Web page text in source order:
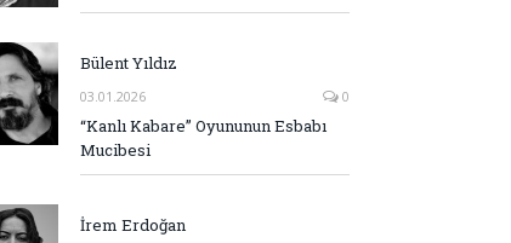
Bülent Yıldız
03.01.2026 0
“Kanlı Kabare” Oyununun Esbabı
Mucibesi
İrem Erdoğan